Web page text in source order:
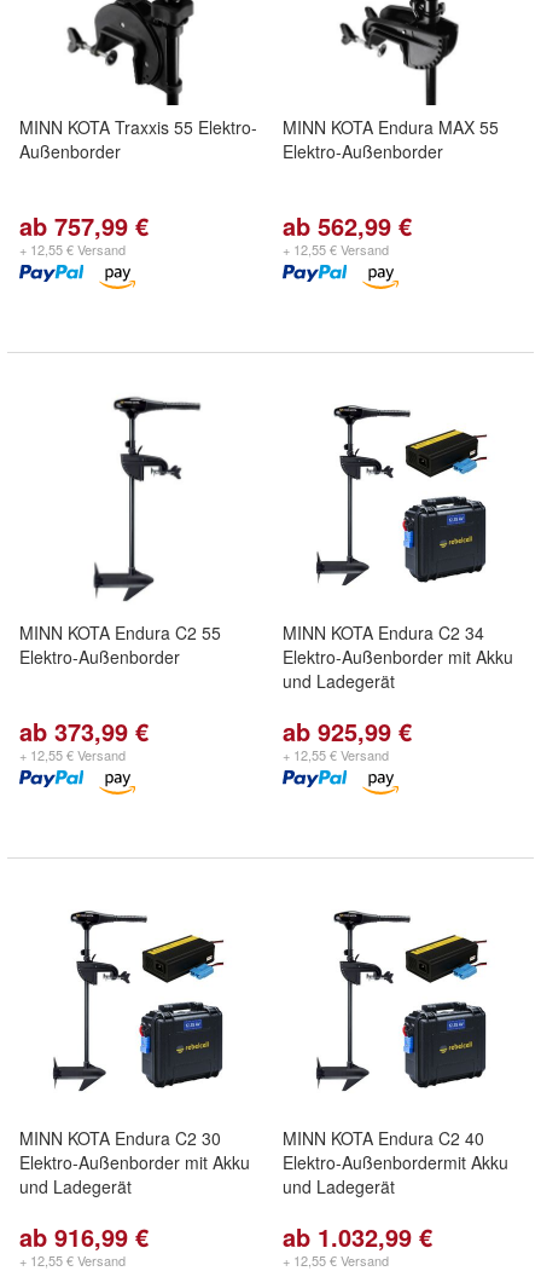
MINN KOTA Traxxis 55 Elektro-
Außenborder
ab 757,99 €
+ 12,55 € Versand
MINN KOTA Endura MAX 55
Elektro-Außenborder
ab 562,99 €
+ 12,55 € Versand
MINN KOTA Endura C2 55
Elektro-Außenborder
ab 373,99 €
+ 12,55 € Versand
MINN KOTA Endura C2 34
Elektro-Außenborder mit Akku
und Ladegerät
ab 925,99 €
+ 12,55 € Versand
MINN KOTA Endura C2 30
Elektro-Außenborder mit Akku
und Ladegerät
ab 916,99 €
+ 12,55 € Versand
MINN KOTA Endura C2 40
Elektro-Außenbordermit Akku
und Ladegerät
ab 1.032,99 €
+ 12,55 € Versand